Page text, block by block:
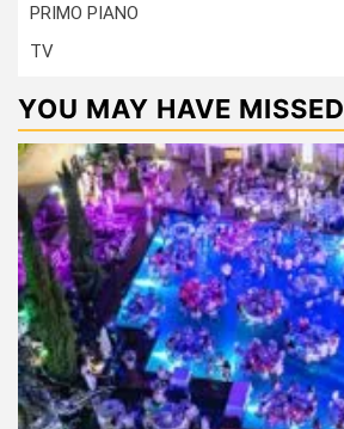
PRIMO PIANO
TV
YOU MAY HAVE MISSED